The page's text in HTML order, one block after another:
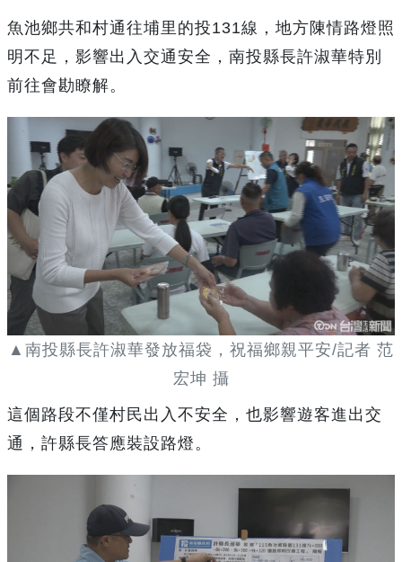
魚池鄉共和村通往埔里的投131線，地方陳情路燈照
明不足，影響出入交通安全，南投縣長許淑華特別
前往會勘瞭解。
▲南投縣長許淑華發放福袋，祝福鄉親平安/記者 范
宏坤 攝
這個路段不僅村民出入不安全，也影響遊客進出交
通，許縣長答應裝設路燈。